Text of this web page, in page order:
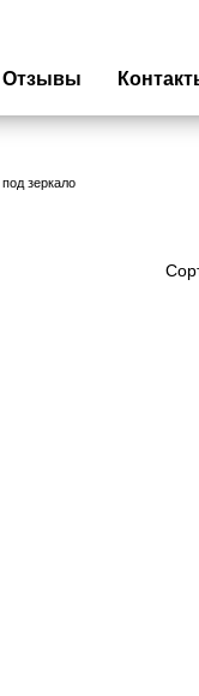
Отзывы
зеркало